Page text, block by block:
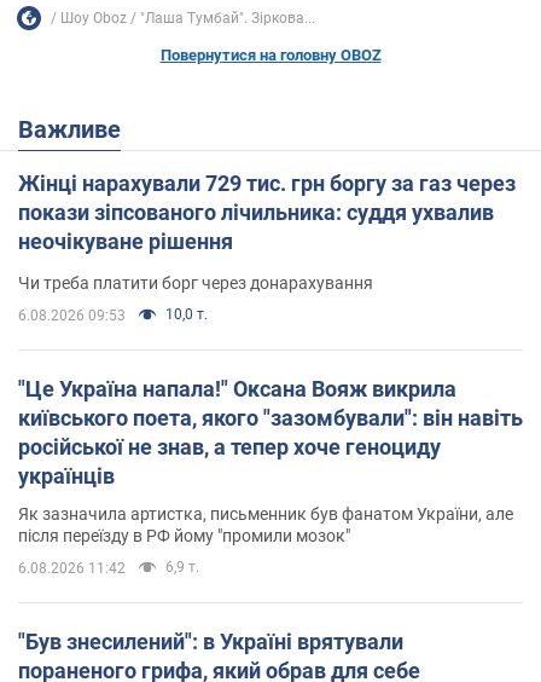
Шоу Oboz "Лаша Тумбай". Зіркова...
Повернутися на головну OBOZ
Важливе
Жінці нарахували 729 тис. грн боргу за газ через
покази зіпсованого лічильника: суддя ухвалив
неочікуване рішення
Чи треба платити борг через донарахування
6.08.2026 09:53 10,0 т.
"Це Україна напала!" Оксана Вояж викрила
київського поета, якого "зазомбували": він навіть
російської не знав, а тепер хоче геноциду
українців
Як зазначила артистка, письменник був фанатом України, але
після переїзду в РФ йому "промили мозок"
6.08.2026 11:42 6,9 т.
"Був знесилений": в Україні врятували
пораненого грифа, який обрав для себе